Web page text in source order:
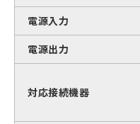
電源入力
電源出力
対応接続機器